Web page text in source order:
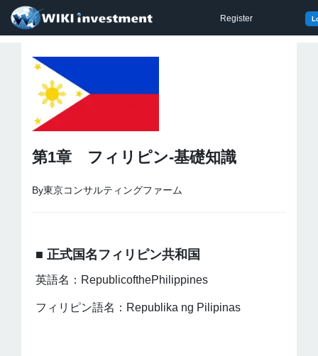
Register
第1章 フィリピン-基礎知識
By東京コンサルティングファーム
■ 正式国名フィリピン共和国
英語名：RepublicofthePhilippines
フィリピン語名：Republika ng Pilipinas